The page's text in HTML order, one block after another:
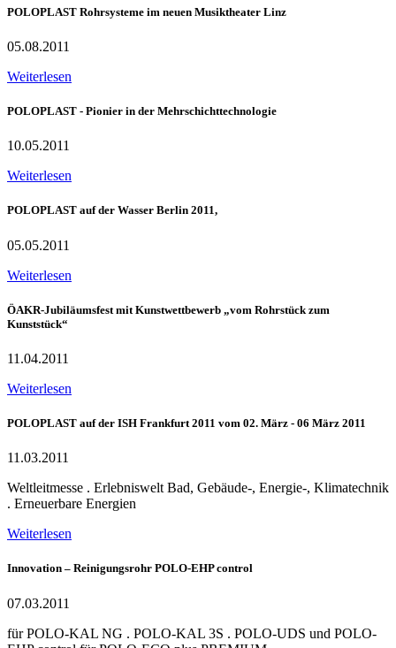
POLOPLAST Rohrsysteme im neuen Musiktheater Linz
05.08.2011
Weiterlesen
POLOPLAST - Pionier in der Mehrschichttechnologie
10.05.2011
Weiterlesen
POLOPLAST auf der Wasser Berlin 2011,
05.05.2011
Weiterlesen
ÖAKR-Jubiläumsfest mit Kunstwettbewerb „vom Rohrstück zum
Kunststück“
11.04.2011
Weiterlesen
POLOPLAST auf der ISH Frankfurt 2011 vom 02. März - 06 März 2011
11.03.2011
Weltleitmesse . Erlebniswelt Bad, Gebäude-, Energie-, Klimatechnik
. Erneuerbare Energien
Weiterlesen
Innovation – Reinigungsrohr POLO-EHP control
07.03.2011
für POLO-KAL NG . POLO-KAL 3S . POLO-UDS und POLO-